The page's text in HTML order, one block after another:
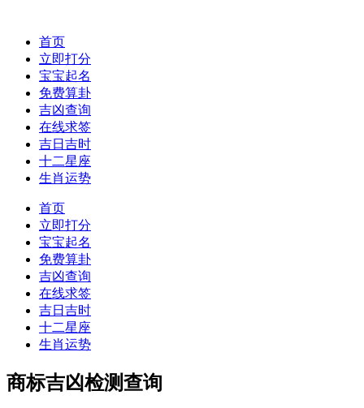
首页
立即打分
宝宝起名
免费算卦
吉凶查询
在线求签
吉日吉时
十二星座
生肖运势
首页
立即打分
宝宝起名
免费算卦
吉凶查询
在线求签
吉日吉时
十二星座
生肖运势
商标吉凶检测查询